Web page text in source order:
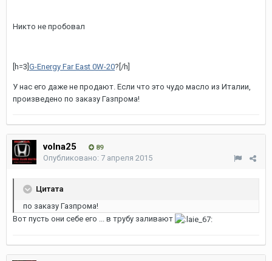
Никто не пробовал
[h=3] G-Energy Far East 0W-20?[/h]
У нас его даже не продают. Если что это чудо масло из Италии,
произведено по заказу Газпрома!
volna25 89
Опубликовано: 7 апреля 2015
Цитата
по заказу Газпрома!
Вот пусть они себе его ... в трубу заливают